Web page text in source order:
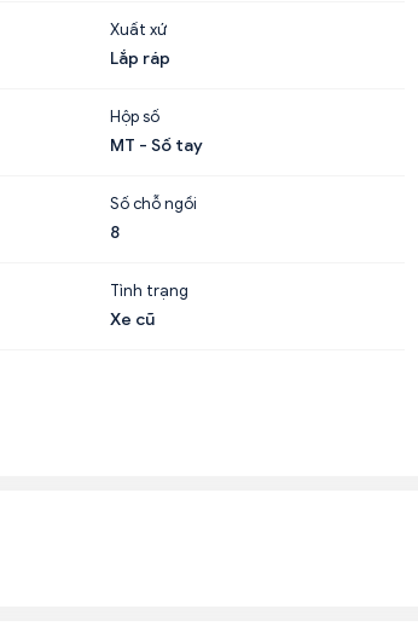
Xuất xứ
Lắp ráp
Hộp số
MT - Số tay
Số chỗ ngồi
8
Tình trạng
Xe cũ